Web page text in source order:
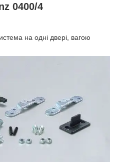
0400/4
на одні двері, вагою